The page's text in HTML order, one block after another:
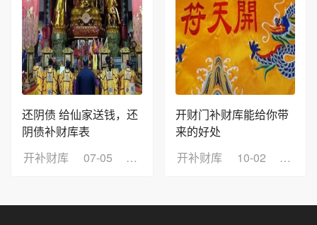
还阴债 给仙家送钱，还
阴债补财库表
开补财库
07-05 浏览：5
开财门补财库能给你带
来的好处
开补财库
10-02 浏览